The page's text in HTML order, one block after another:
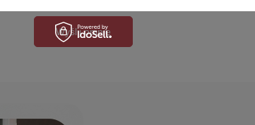
Wyślij opinię